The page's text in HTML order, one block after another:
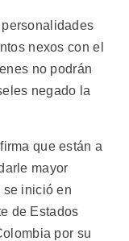
nexos con el
no podrán
negado la
que están a
mayor
se inició en
de Estados
por su